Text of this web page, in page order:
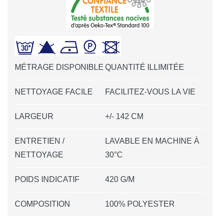
MÉTRAGE DISPONIBLE QUANTITÉ ILLIMITÉE
NETTOYAGE FACILE FACILITEZ-VOUS LA VIE
LARGEUR +/- 142 CM
ENTRETIEN /
NETTOYAGE
LAVABLE EN MACHINE À
30°C
POIDS INDICATIF 420 G/M
COMPOSITION 100% POLYESTER